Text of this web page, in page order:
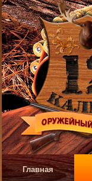
Главная